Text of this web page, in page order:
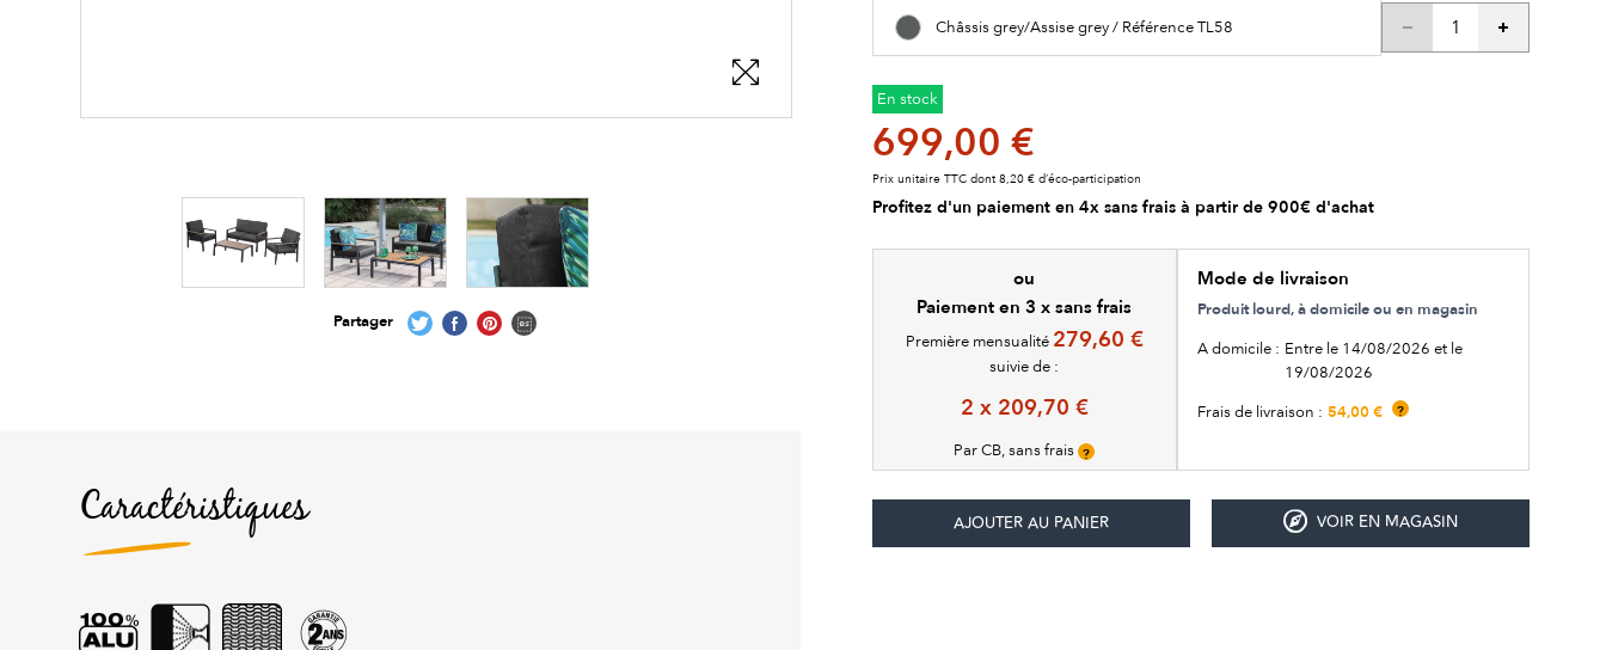
Partager
Caractéristiques
Châssis grey/Assise grey / Référence TL58
En stock
699,00 €
Prix unitaire TTC dont 8,20 € d’éco-participation
Profitez d'un paiement en 4x sans frais à partir de 900€ d'achat
ou
Paiement en 3 x sans frais
Première mensualité 279,60 €
suivie de :
2 x 209,70 €
Par CB, sans frais ?
Mode de livraison
Produit lourd, à domicile ou en magasin
A domicile : Entre le 14/08/2026 et le
19/08/2026
Frais de livraison : 54,00 € ?
VOIR EN MAGASIN